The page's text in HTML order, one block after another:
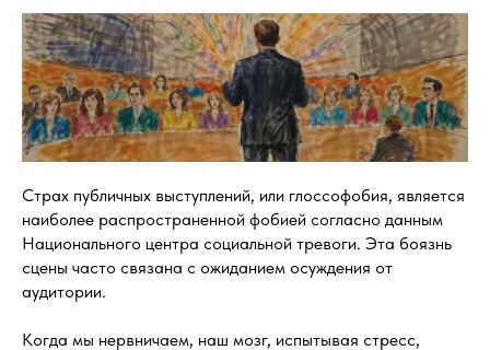
Страх публичных выступлений, или глоссофобия, является
наиболее распространенной фобией согласно данным
Национального центра социальной тревоги. Эта боязнь
сцены часто связана с ожиданием осуждения от
аудитории.
Когда мы нервничаем, наш мозг, испытывая стресс,